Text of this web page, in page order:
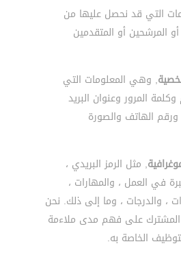
التي قد نحصل عليها من
المرشحين أو المتقدمين
, وهي المعلومات التي
المرور وعنوان البريد
ورقم الهاتف والصورة
, مثل الرمز البريدي ،
في العمل ، والمهارات ،
، والدرجات ، وما إلى ذلك. نحن
على فهم مدى ملاءمة
الخاصة به.